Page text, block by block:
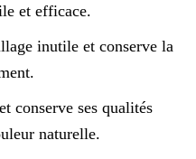
et efficace.
inutile et conserve la
conserve ses qualités
naturelle.